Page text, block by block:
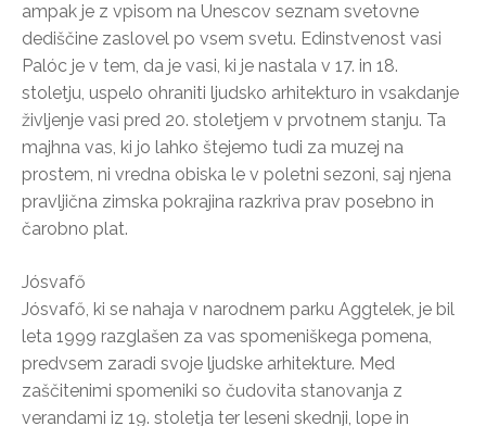
ampak je z vpisom na Unescov seznam svetovne
dediščine zaslovel po vsem svetu. Edinstvenost vasi
Palóc je v tem, da je vasi, ki je nastala v 17. in 18.
stoletju, uspelo ohraniti ljudsko arhitekturo in vsakdanje
življenje vasi pred 20. stoletjem v prvotnem stanju. Ta
majhna vas, ki jo lahko štejemo tudi za muzej na
prostem, ni vredna obiska le v poletni sezoni, saj njena
pravljična zimska pokrajina razkriva prav posebno in
čarobno plat.
Jósvafő
Jósvafő, ki se nahaja v narodnem parku Aggtelek, je bil
leta 1999 razglašen za vas spomeniškega pomena,
predvsem zaradi svoje ljudske arhitekture. Med
zaščitenimi spomeniki so čudovita stanovanja z
verandami iz 19. stoletja ter leseni skednji, lope in